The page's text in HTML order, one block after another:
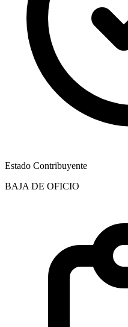
Estado Contribuyente
BAJA DE OFICIO